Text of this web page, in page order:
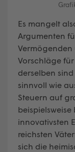
Es mangelt
Argumenten
Vermögenden
Vorschläge
derselben
sinnvoll wie
Steuern auf
innovativsten
reichsten
sich die